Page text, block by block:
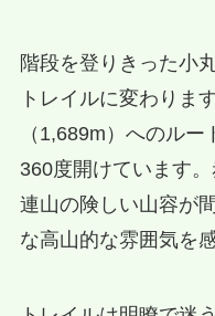
階段を登りきった小
トレイルに変わりま
（1,689m）へのル
360度開けています
連山の険しい山容が
な高山的な雰囲気を